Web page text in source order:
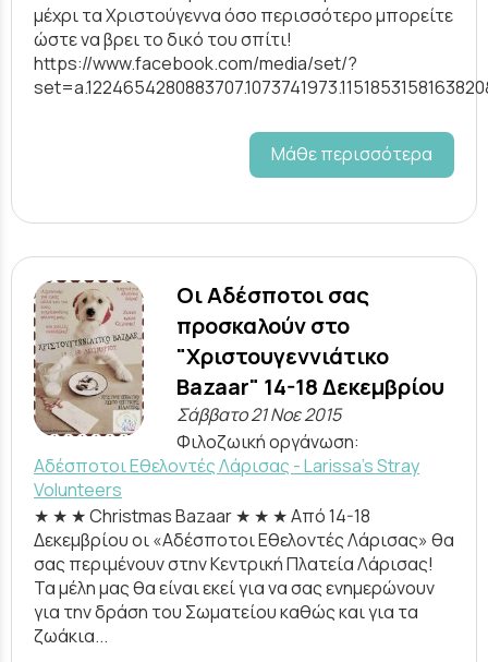
μέχρι τα Χριστούγεννα όσο περισσότερο μπορείτε
ώστε να βρει το δικό του σπίτι!
https://www.facebook.com/media/set/?
Μάθε περισσότερα
Οι Αδέσποτοι σας
προσκαλούν στο
"Χριστουγεννιάτικο
Bazaar" 14-18 Δεκεμβρίου
Σάββατο 21 Νοε 2015
Φιλοζωική οργάνωση:
Αδέσποτοι Εθελοντές Λάρισας - Larissa's Stray
Volunteers
★ ★ ★ Christmas Bazaar ★ ★ ★ Από 14-18
Δεκεμβρίου οι «Αδέσποτοι Εθελοντές Λάρισας» θα
σας περιμένουν στην Κεντρική Πλατεία Λάρισας!
Τα μέλη μας θα είναι εκεί για να σας ενημερώνουν
για την δράση του Σωματείου καθώς και για τα
ζωάκια...